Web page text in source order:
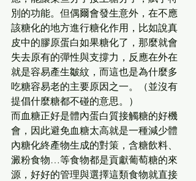
別的功能。但偶爾會發生意外，在不應
該糖化的地方進行糖化作用，比如說真
皮中的膠原蛋白如果糖化了，那麼就會
失去原有的彈性與支撐力，反應在外在
就是容易產生皺紋，而這也是為什麼多
吃糖容易老的主要原因之一。（並沒有
提倡什麼糖都不碰的意思。）
而血糖正好是體內蛋白質接觸糖的好機
會，因此避免血糖太高就是一種減少體
內糖化終產物生成的對策，含糖飲料、
澱粉食物…等食物都是貢獻葡萄糖的來
源，好好的管理與選擇這類食物就直接